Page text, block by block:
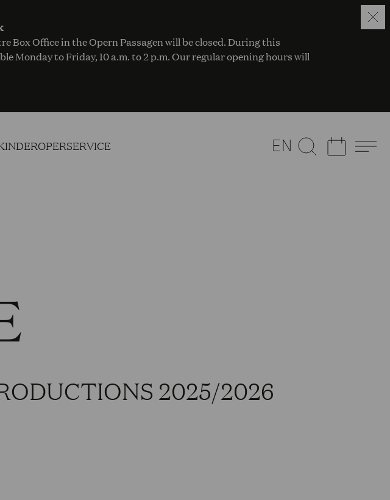
Box Office in the Opern Passagen will be closed. During this
Monday to Friday, 10 a.m. to 2 p.m. Our regular opening hours will
SERVICE EN
2025/2026